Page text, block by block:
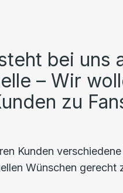
bei uns
– Wir
zu
Kunden
Wünschen gerecht